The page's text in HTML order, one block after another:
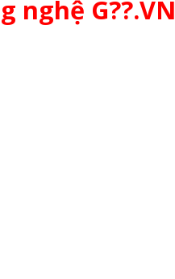
nghệ G??.VN